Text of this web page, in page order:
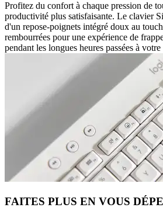
Profitez du confort à chaque pression de
productivité plus satisfaisante. Le clavier
d'un repose-poignets intégré doux au
rembourrées pour une expérience de
pendant les longues heures passées à votre
FAITES PLUS EN VOUS